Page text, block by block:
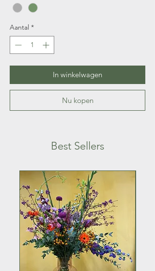
Aantal *
In winkelwagen
Nu kopen
Best Sellers